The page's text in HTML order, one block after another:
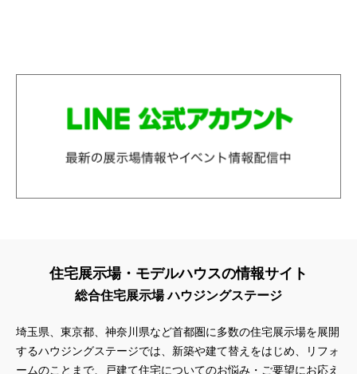
住宅展示場・モデルハウスの情報サイト
総合住宅展示場 ハウジングステージ
埼玉県、東京都、神奈川県など首都圏に多数の住宅展示場を展開
するハウジングステージでは、新築や建て替えをはじめ、リフォ
ームのことまで、戸建て住宅についてのお悩み・ご要望にお応え